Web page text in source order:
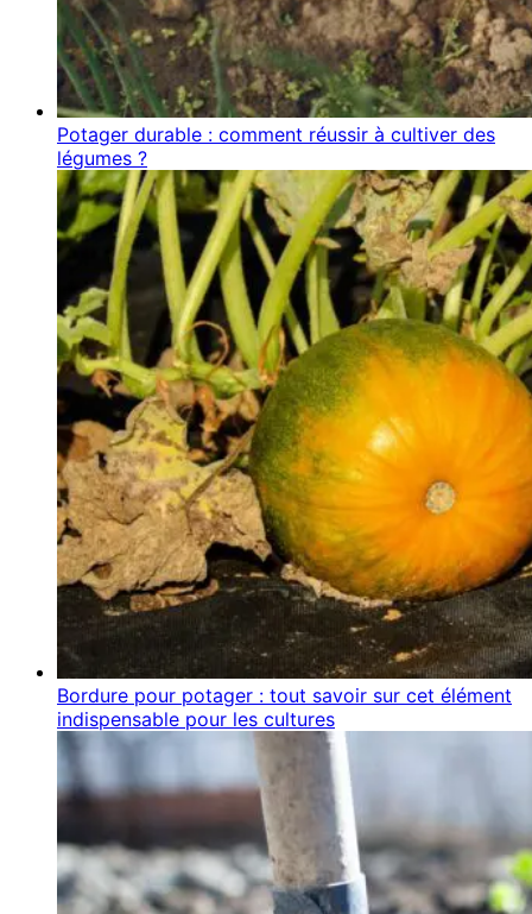
Potager durable : comment réussir à cultiver des
légumes ?
Bordure pour potager : tout savoir sur cet élément
indispensable pour les cultures